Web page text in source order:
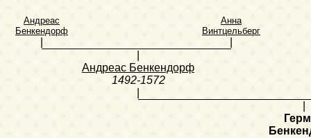
Андреас
Бенкендорф
Анна
Винтцельберг
Андреас Бенкендорф
1492-1572